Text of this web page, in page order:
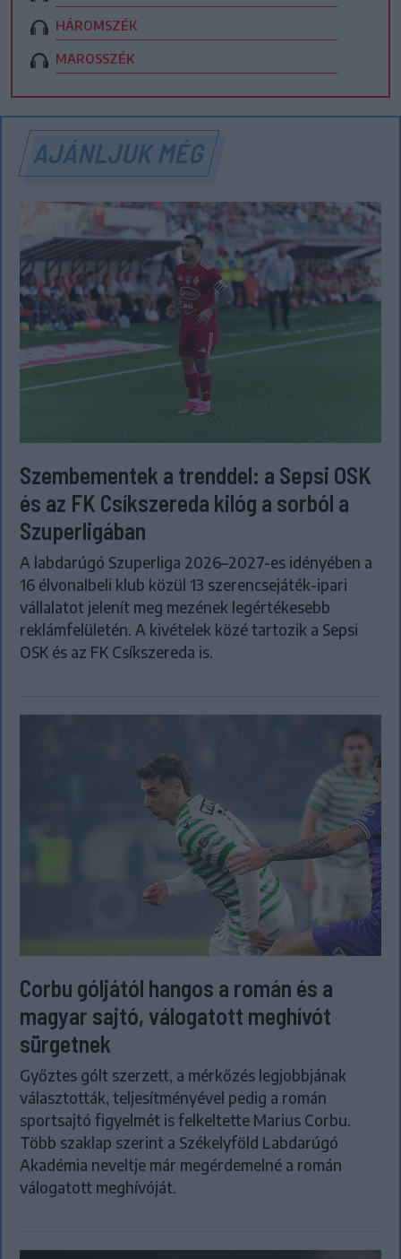
HÁROMSZÉK
MAROSSZÉK
AJÁNLJUK MÉG
Szembementek a trenddel: a Sepsi OSK
és az FK Csíkszereda kilóg a sorból a
Szuperligában
A labdarúgó Szuperliga 2026–2027-es idényében a
16 élvonalbeli klub közül 13 szerencsejáték-ipari
vállalatot jelenít meg mezének legértékesebb
reklámfelületén. A kivételek közé tartozik a Sepsi
OSK és az FK Csíkszereda is.
Corbu góljától hangos a román és a
magyar sajtó, válogatott meghívót
sürgetnek
Győztes gólt szerzett, a mérkőzés legjobbjának
választották, teljesítményével pedig a román
sportsajtó figyelmét is felkeltette Marius Corbu.
Több szaklap szerint a Székelyföld Labdarúgó
Akadémia neveltje már megérdemelné a román
válogatott meghívóját.